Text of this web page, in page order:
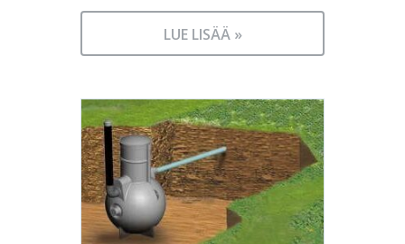
LUE LISÄÄ »